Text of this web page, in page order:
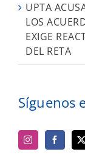
UPTA
LOS
EXIGE
DEL RETA
Síguenos